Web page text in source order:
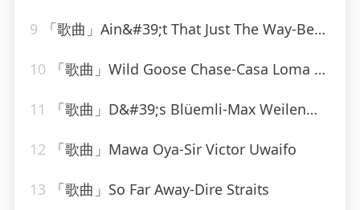
9 「歌曲」Ain&#39;t That Just The Way-Best Of Hits (最佳点击率)
10 「歌曲」Wild Goose Chase-Casa Loma Orchestra
11 「歌曲」D&#39;s Blüemli-Max Weilenmann Mit Seinen Volksmusikanten
12 「歌曲」Mawa Oya-Sir Victor Uwaifo
13 「歌曲」So Far Away-Dire Straits